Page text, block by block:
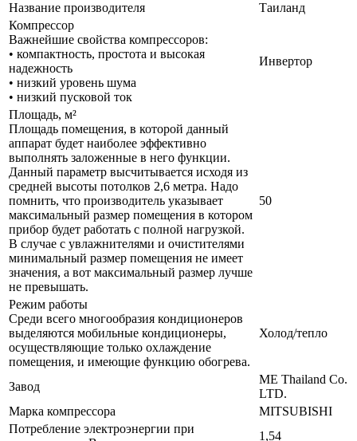
Название производителя
Таиланд
Компрессор
Важнейшие свойства компрессоров:
• компактность, простота и высокая
надежность
• низкий уровень шума
• низкий пусковой ток
Инвертор
Площадь, м²
Площадь помещения, в которой данный
аппарат будет наиболее эффективно
выполнять заложенные в него функции.
Данный параметр высчитывается исходя из
средней высоты потолков 2,6 метра. Надо
помнить, что производитель указывает
максимальный размер помещения в котором
прибор будет работать с полной нагрузкой.
В случае с увлажнителями и очистителями
минимальный размер помещения не имеет
значения, а вот максимальный размер лучше
не превышать.
50
Режим работы
Среди всего многообразия кондиционеров
выделяются мобильные кондиционеры,
осуществляющие только охлаждение
помещения, и имеющие функцию обогрева.
Холод/тепло
Завод
ME Thailand Co.
LTD.
Марка компрессора
MITSUBISHI
Потребление электроэнергии при
1,54